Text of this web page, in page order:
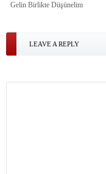
Gelin Birlikte Düşünelim
LEAVE A REPLY